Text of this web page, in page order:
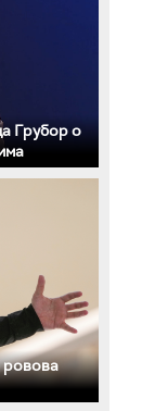
Грубор о
ровова